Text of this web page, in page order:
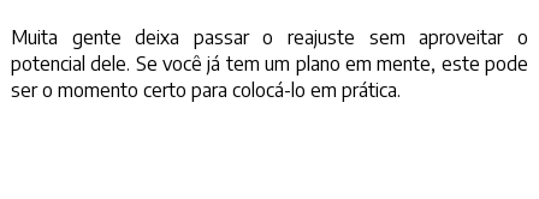
Muita gente deixa passar o reajuste sem aproveitar o
potencial dele. Se você já tem um plano em mente, este pode
ser o momento certo para colocá-lo em prática.